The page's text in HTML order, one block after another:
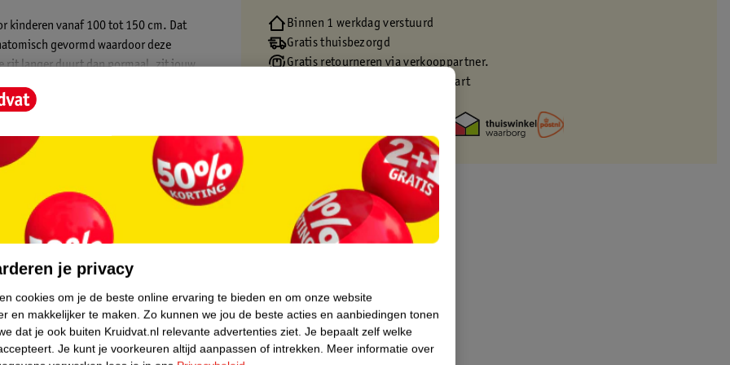
kinderen vanaf 100 tot 150 cm. Dat
gevormd waardoor deze
rit langer duurt dan normaal, zit jouw
luxe bekleding, welke in de zomer de
je de stoel op de meest veilige manier
i-Size veiligheidsnormen.
op de juiste plek. Met de brede zij-
je kindje uiteindelijk toch te groot
Zo kan je kindje nog langere tijd de
Op deze manier wordt de James
is afneembaar en gewoon wasbaar in de
Binnen 1 werkdag verstuurd
Gratis thuisbezorgd
Gratis retourneren via verkooppartner.
Gratis punten met je Kruidvat kaart
je privacy
cookies om je de beste online ervaring te bieden en om onze website
en makkelijker te maken. Zo kunnen we jou de beste acties en aanbiedingen tonen
dat je ook buiten Kruidvat.nl relevante advertenties ziet. Je bepaalt zelf welke
Je kunt je voorkeuren altijd aanpassen of intrekken. Meer informatie over